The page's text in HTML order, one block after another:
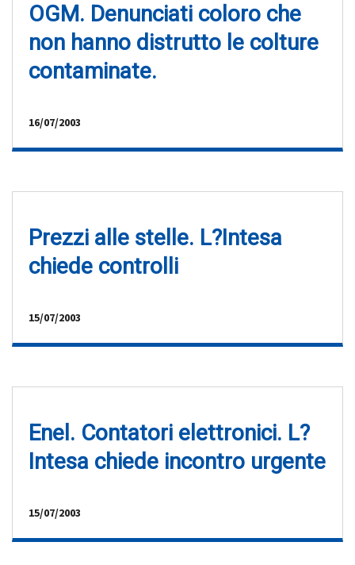
OGM. Denunciati coloro che
non hanno distrutto le colture
contaminate.
16/07/2003
Prezzi alle stelle. L?Intesa
chiede controlli
15/07/2003
Enel. Contatori elettronici. L?
Intesa chiede incontro urgente
15/07/2003